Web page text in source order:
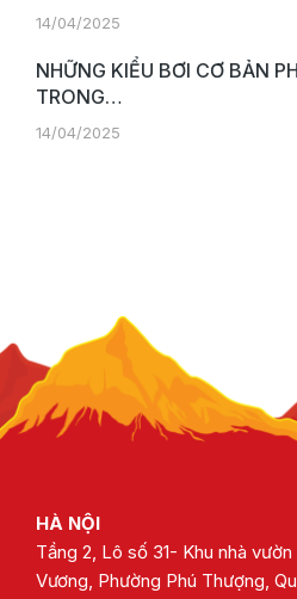
14/04/2025
NHỮNG KIỂU BƠI CƠ BẢN
TRONG…
14/04/2025
HÀ NỘI
Tầng 2, Lô số 31- Khu nhà
Vương, Phường Phú Thượng,